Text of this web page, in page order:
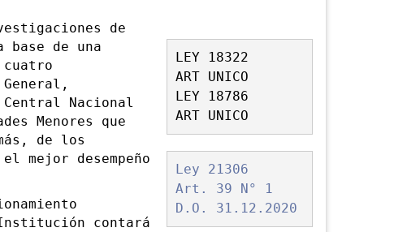
de
LEY 18322
ART UNICO
LEY 18786
ART UNICO
de una
cuatro
Nacional
Menores que
Ley 21306
Art. 39 N° 1
D.O. 31.12.2020
de los
mejor desempeño
contará